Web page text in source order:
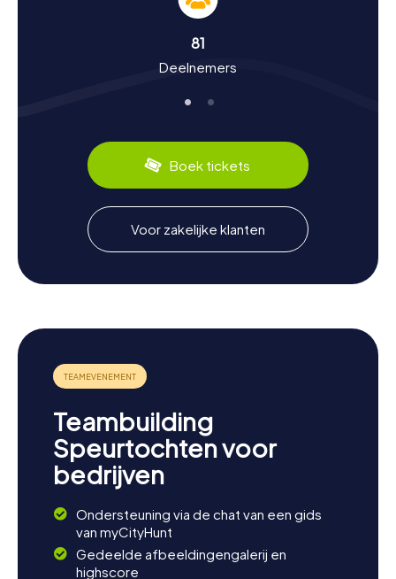
De myCityHunt speurtochten in Słubice bieden niet alleen
verleden van de stad. Oorspronkelijk was Słubice een
stadsdeel van Frankfurt (Oder) en werd pas na de
een voorbeeld van de bewogen geschiedenis van de
de huidige Pools-Duitse grensstad. Wisten jullie dat de
stadsbrug over de Oder een belangrijke grensovergang
tussen Polen en Duitsland is? Ook op culinair gebied heeft
Słubice veel te bieden. Proef lokale specialiteiten die
jullie verblijf in de stad compleet maken.
Na de speurtocht in Słubice de omgeving
verkennen
omgeving die uitnodigt tot verdere verkenning. Bezoek
de Poolse markt om lokale producten en souvenirs te
ontdekken. Of maak een uitstapje naar Frankfurt (Oder),
dat direct aan de andere kant van de Oder ligt. De regio
belevenissen die jullie bezoek aan Słubice onvergetelijk
maken. Of jullie nu geïnteresseerd zijn in geschiedenis,
cultuur of gewoon een ontspannen tijd willen
doorbrengen – een speurtocht in Słubice is het perfecte
startpunt voor jullie ontdekkingsreis.
81
Deelnemers
Boek tickets
Voor zakelijke klanten
Teambuilding
Speurtochten voor
bedrijven
Ondersteuning via de chat van een gids
van myCityHunt
Gedeelde afbeeldingengalerij en
highscore